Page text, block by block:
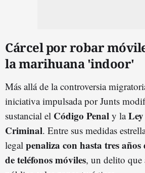
Cárcel por robar
la marihuana 'indoor'
Más allá de la controversia
iniciativa impulsada por Junts
sustancial el Código Penal y la
Criminal. Entre sus medidas
legal penaliza con hasta tres años
de teléfonos móviles, un delito que